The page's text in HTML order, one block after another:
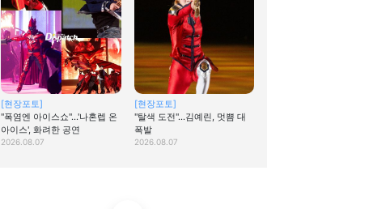
[현장포토]
"폭염엔 아이스쇼"…'나혼렙 온
아이스', 화려한 공연
2026.08.07
[현장포토]
"탈색 도전"…김예린, 멋쁨 대
폭발
2026.08.07